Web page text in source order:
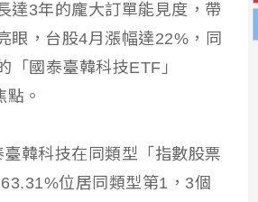
達3年的龐大訂單能見度，帶
眼，台股4月漲幅達22%，同
國泰臺韓科技ETF」
。
韓科技在同類型「指數股票
位居同類型第1，3個